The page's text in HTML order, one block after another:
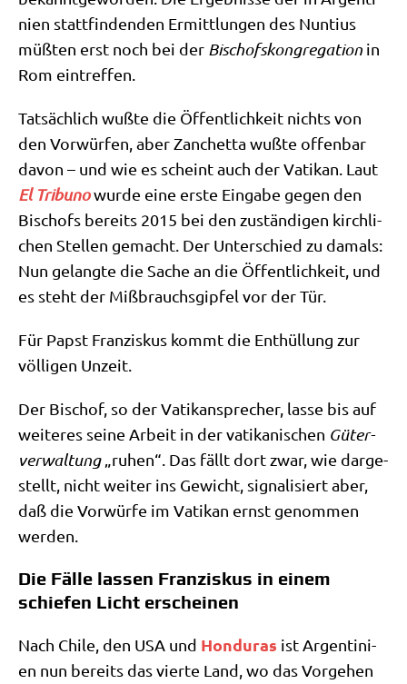
ni­en statt­fin­den­den Ermitt­lun­gen des Nun­ti­us
müß­ten erst noch bei der Bischofs­kon­gre­ga­ti­on in
Rom eintreffen.
Tat­säch­lich wuß­te die Öffent­lich­keit nichts von
den Vor­wür­fen, aber Zan­chet­ta wuß­te offen­bar
davon – und wie es scheint auch der Vati­kan. Laut
El Tri­bu­nowur­de eine erste Ein­ga­be gegen den
Bischofs bereits 2015 bei den zustän­di­gen kirch­li­
chen Stel­len gemacht. Der Unter­schied zu damals:
Nun gelang­te die Sache an die Öffent­lich­keit, und
es steht der Miß­brauchs­gip­fel vor der Tür.
Für Papst Fran­zis­kus kommt die Ent­hül­lung zur
völ­li­gen Unzeit.
Der Bischof, so der Vati­kan­spre­cher, las­se bis auf
wei­te­res sei­ne Arbeit in der vati­ka­ni­schen Güter­
ver­wal­tung„ruhen“. Das fällt dort zwar, wie dar­ge­
stellt, nicht wei­ter ins Gewicht, signa­li­siert aber,
daß die Vor­wür­fe im Vati­kan ernst genom­men
werden.
Die Fälle lassen Franziskus in einem
schiefen Licht erscheinen
Nach Chi­le, den USA und Hon­du­ras ist Argen­ti­ni­
en nun bereits das vier­te Land, wo das Vor­ge­hen